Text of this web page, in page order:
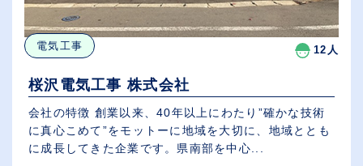
電気工事 12人
桜沢電気工事 株式会社
会社の特徴 創業以来、40年以上にわたり”確かな技術
に真心こめて”をモットーに地域を大切に、地域ととも
に成長してきた企業です。県南部を中心...